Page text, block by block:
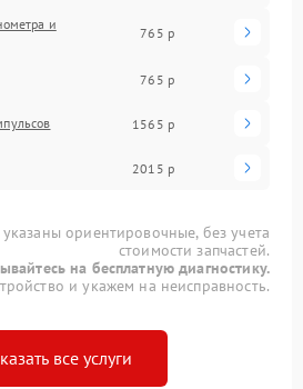
и
765 р
765 р
1565 р
2015 р
ориентировочные, без учета
стоимости запчастей.
на бесплатную диагностику.
и укажем на неисправность.
все услуги